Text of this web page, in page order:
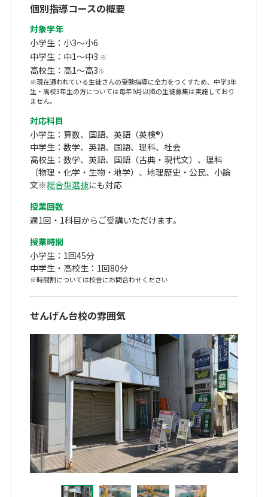
個別指導コースの概要
対象学年
小学生：小3～小6
中学生：中1～中3 ※
高校生：高1～高3※
※現在通われている生徒さんの受験指導に全力をつくすため、中学3年
生・高校3年生の方については毎年9月以降の生徒募集は実施しており
ません。
対応科目
小学生：算数、国語、英語（英検®）
中学生：数学、英語、国語、理科、社会
高校生：数学、英語、国語（古典・現代文）、理科
（物理・化学・生物・地学）、地理歴史・公民、小論
文※総合型選抜にも対応
授業回数
週1回・1科目からご受講いただけます。
授業時間
小学生：1回45分
中学生・高校生：1回80分
※時間割については校舎にお問合わせください
せんげん台校の雰囲気